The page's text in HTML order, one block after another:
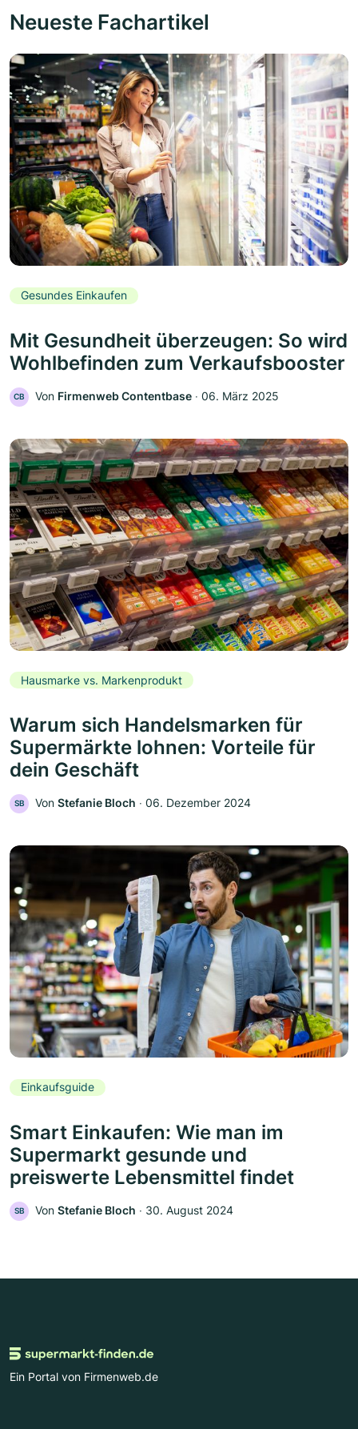
Neueste Fachartikel
Gesundes Einkaufen
Mit Gesundheit überzeugen: So wird
Wohlbefinden zum Verkaufsbooster
CB Von Firmenweb Contentbase ‧ 06. März 2025
Hausmarke vs. Markenprodukt
Warum sich Handelsmarken für
Supermärkte lohnen: Vorteile für
dein Geschäft
SB Von Stefanie Bloch ‧ 06. Dezember 2024
Einkaufsguide
Smart Einkaufen: Wie man im
Supermarkt gesunde und
preiswerte Lebensmittel findet
SB Von Stefanie Bloch ‧ 30. August 2024
Ein Portal von Firmenweb.de